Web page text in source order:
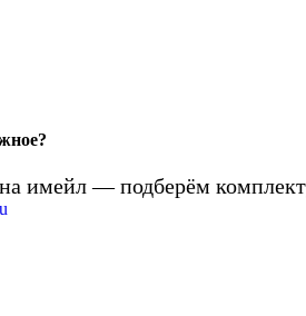
имейл — подберём